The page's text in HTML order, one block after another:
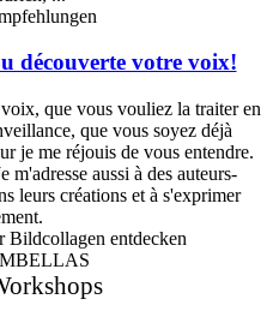
découverte votre voix!
que vous vouliez la traiter en
que vous soyez déjà
je me réjouis de vous entendre.
m'adresse aussi à des auteurs-
leurs créations et à s'exprimer